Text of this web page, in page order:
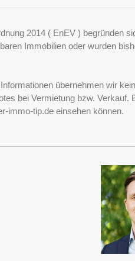
2014 ( EnEV ) begründen
Immobilien oder wurden
übernehmen wir
bei Vermietung bzw. Verkauf.
immo-tip.de einsehen können.